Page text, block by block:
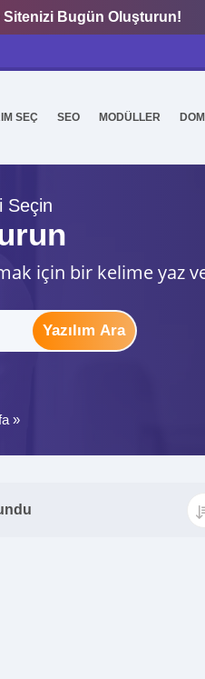
Sitenizi Bugün Oluşturun!
SEÇ SEO MODÜLLER
Seçin
için bir kelime yaz
Yazılım Ara
»